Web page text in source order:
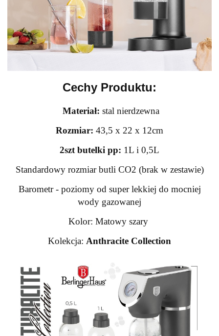
Cechy Produktu:
Materiał: stal nierdzewna
Rozmiar: 43,5 x 22 x 12cm
2szt butelki pp: 1L i 0,5L
Standardowy rozmiar butli CO2 (brak w zestawie)
Barometr - poziomy od super lekkiej do mocniej
wody gazowanej
Kolor: Matowy szary
Kolekcja: Anthracite Collection